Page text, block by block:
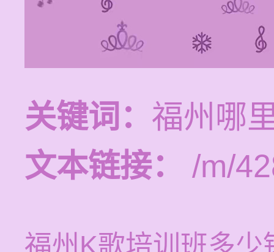
关键词： 福州哪
文本链接：
/m/
福州K歌培训班多少